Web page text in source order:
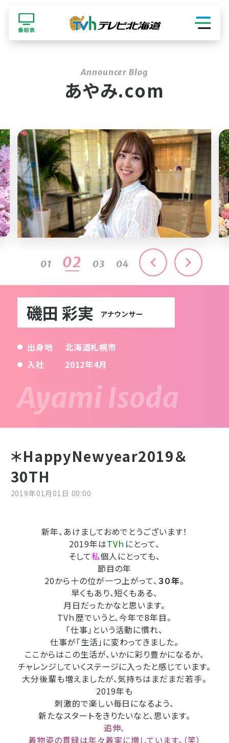
あやみ.com
磯田 彩実 アナウンサー
出身地
北海道札幌市
入社
2012年4月
01 02 03 04
＊HappyNewyear2019＆
30TH
2019年01月01日 00:00
新年、あけましておめでとうございます！
2019年はTVｈ にとって、
そして私個人にとっても、
節目の年
20から十の位が一つ上がって、 ３０年。
早くもあり、短くもある、
月日だったかなと思います。
TVｈ歴でいうと、今年で8年目。
「仕事」という活動に慣れ、
仕事が「生活」に変わってきました。
ここからはこの生活が、いかに彩り豊かになるか、
チャレンジしていくステージに入ったと感じています。
大分後輩も増えましたが、気持ちはまだまだ若手。
2019年も
刺激的で楽しい毎日になるよう、
新たなスタートをきりたいなと、思います。
追伸、
着物姿の貫録は年々着実に増しています。（笑）